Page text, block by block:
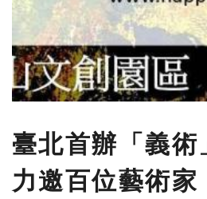
臺北首辦「義術
力邀百位藝術家